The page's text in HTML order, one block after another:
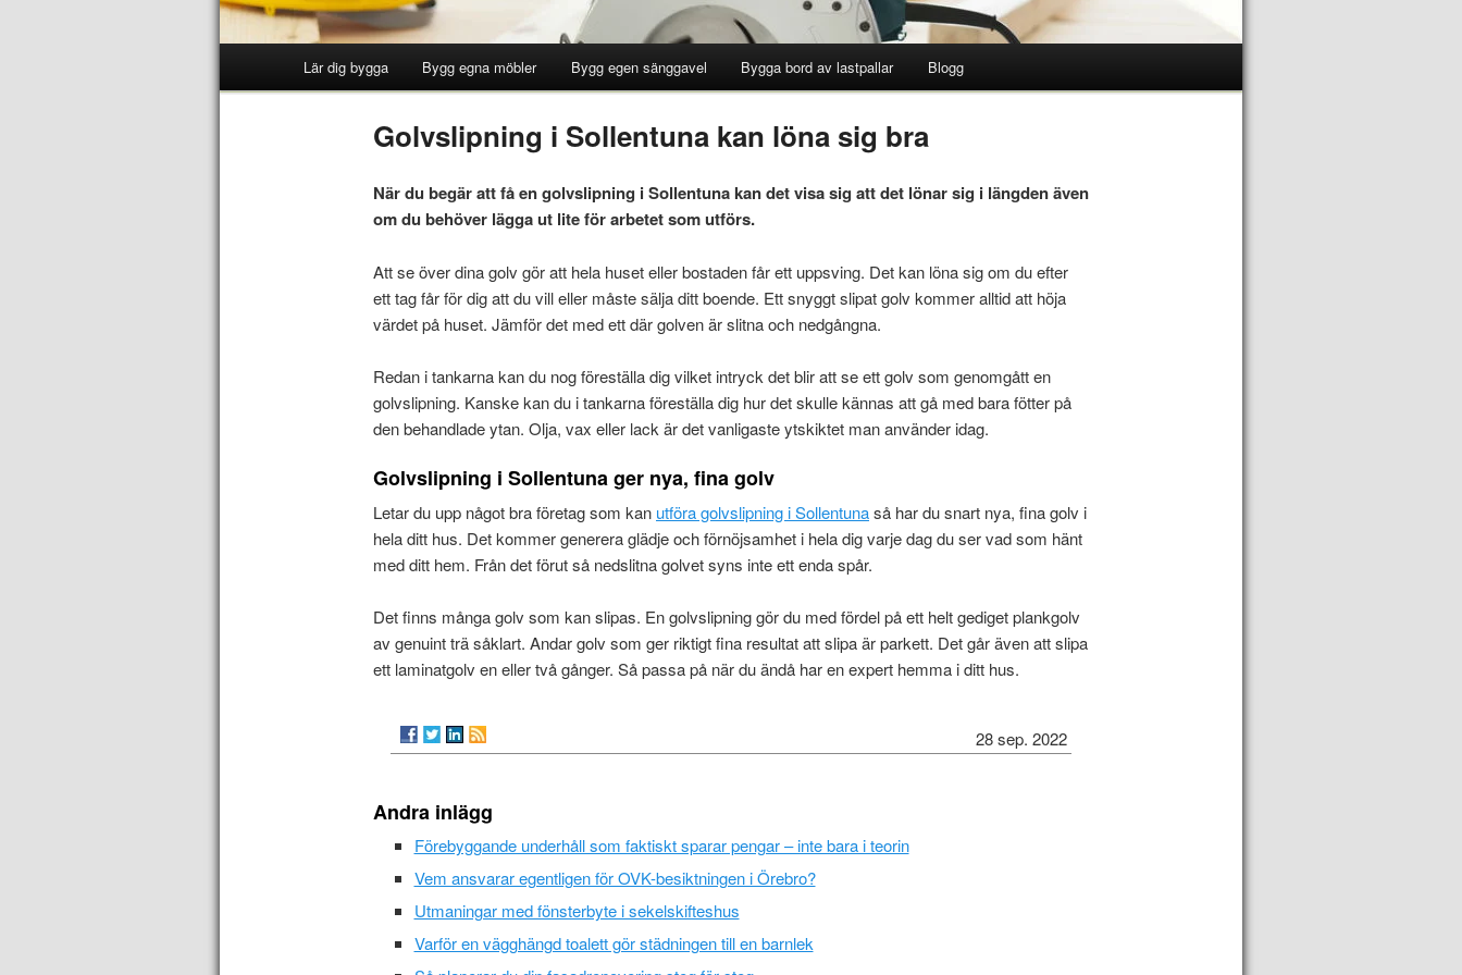
Lär dig bygga Bygg egna möbler Bygg egen sänggavel Bygga bord av lastpallar Blogg
Golvslipning i Sollentuna kan löna sig bra
När du begär att få en golvslipning i Sollentuna kan det visa sig att det lönar sig i längden även
om du behöver lägga ut lite för arbetet som utförs.
Att se över dina golv gör att hela huset eller bostaden får ett uppsving. Det kan löna sig om du efter
ett tag får för dig att du vill eller måste sälja ditt boende. Ett snyggt slipat golv kommer alltid att höja
värdet på huset. Jämför det med ett där golven är slitna och nedgångna.
Redan i tankarna kan du nog föreställa dig vilket intryck det blir att se ett golv som genomgått en
golvslipning. Kanske kan du i tankarna föreställa dig hur det skulle kännas att gå med bara fötter på
den behandlade ytan. Olja, vax eller lack är det vanligaste ytskiktet man använder idag.
Golvslipning i Sollentuna ger nya, fina golv
Letar du upp något bra företag som kan utföra golvslipning i Sollentunaså har du snart nya, fina golv i
hela ditt hus. Det kommer generera glädje och förnöjsamhet i hela dig varje dag du ser vad som hänt
med ditt hem. Från det förut så nedslitna golvet syns inte ett enda spår.
Det finns många golv som kan slipas. En golvslipning gör du med fördel på ett helt gediget plankgolv
av genuint trä såklart. Andar golv som ger riktigt fina resultat att slipa är parkett. Det går även att slipa
ett laminatgolv en eller två gånger. Så passa på när du ändå har en expert hemma i ditt hus.
28 sep. 2022
Andra inlägg
Förebyggande underhåll som faktiskt sparar pengar – inte bara i teorin
Vem ansvarar egentligen för OVK-besiktningen i Örebro?
Utmaningar med fönsterbyte i sekelskifteshus
Varför en vägghängd toalett gör städningen till en barnlek